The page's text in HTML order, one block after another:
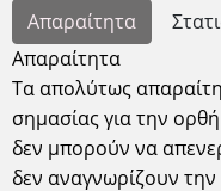
Απαντάμε σε όλα τα
διάστημα
location
Απαραίτητα
Απαραίτητα
Τα απολύτως
σημασίας για την
δεν μπορούν να
δεν αναγνωρίζουν